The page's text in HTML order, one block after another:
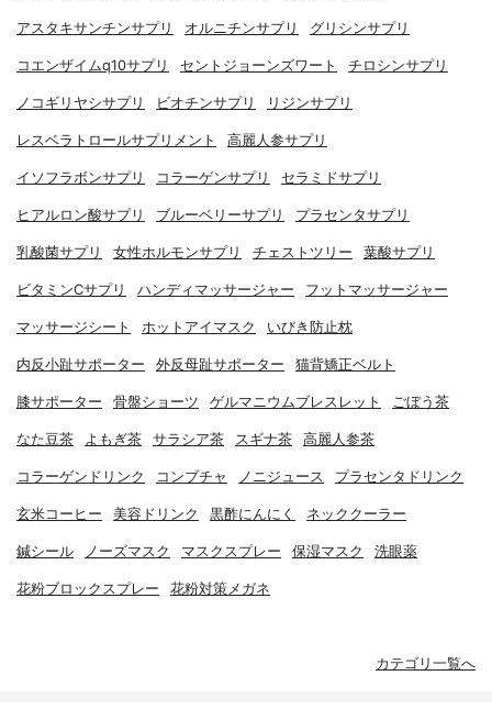
アスタキサンチンサプリ オルニチンサプリ グリシンサプリ
コエンザイムq10サプリ セントジョーンズワート チロシンサプリ
ノコギリヤシサプリ ビオチンサプリ リジンサプリ
レスベラトロールサプリメント 高麗人参サプリ
イソフラボンサプリ コラーゲンサプリ セラミドサプリ
ヒアルロン酸サプリ ブルーベリーサプリ プラセンタサプリ
乳酸菌サプリ 女性ホルモンサプリ チェストツリー 葉酸サプリ
ビタミンCサプリ ハンディマッサージャー フットマッサージャー
マッサージシート ホットアイマスク いびき防止枕
内反小趾サポーター 外反母趾サポーター 猫背矯正ベルト
膝サポーター 骨盤ショーツ ゲルマニウムブレスレット ごぼう茶
なた豆茶 よもぎ茶 サラシア茶 スギナ茶 高麗人参茶
コラーゲンドリンク コンブチャ ノニジュース プラセンタドリンク
玄米コーヒー 美容ドリンク 黒酢にんにく ネッククーラー
鍼シール ノーズマスク マスクスプレー 保湿マスク 洗眼薬
花粉ブロックスプレー 花粉対策メガネ
カテゴリ一覧へ